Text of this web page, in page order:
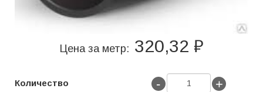
Цена за метр: 320,32 ₽
Количество - +